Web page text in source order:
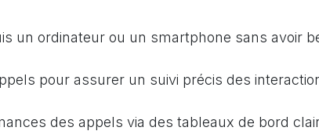
un ordinateur ou un smartphone sans avoir
pour assurer un suivi précis des
des appels via des tableaux de bord